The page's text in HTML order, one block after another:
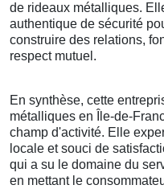
de rideaux métalliques.
authentique de sécurité
construire des relations,
respect mutuel.
En synthèse, cette
métalliques en Île-de-
champ d'activité. Elle
locale et souci de
qui a su le domaine du
en mettant le